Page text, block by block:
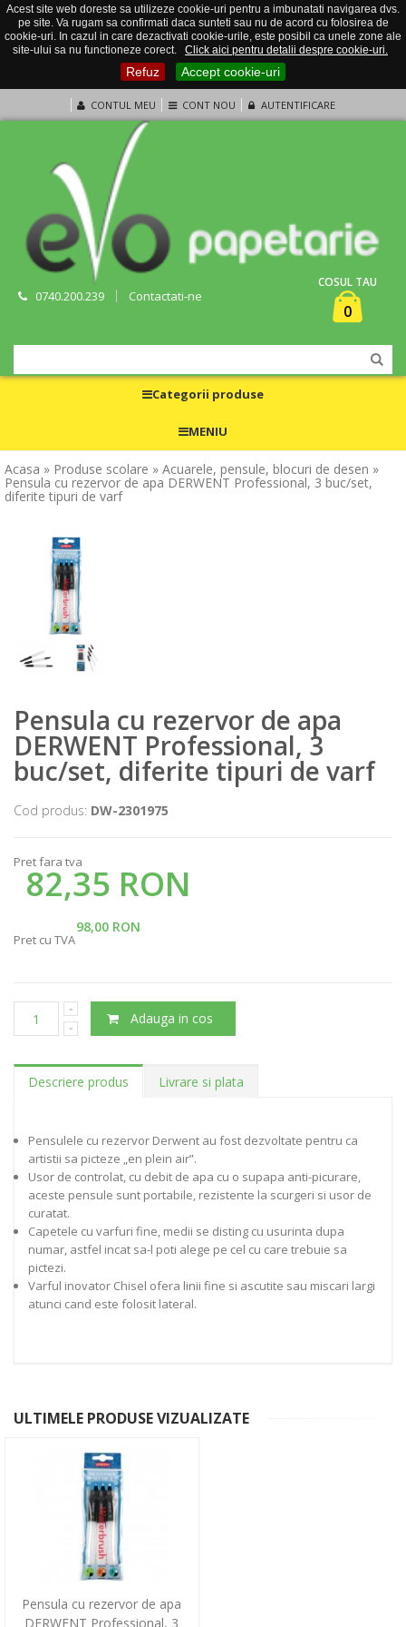
Acest site web doreste sa utilizeze cookie-uri pentru a imbunatati navigarea dvs.
pe site. Va rugam sa confirmati daca sunteti sau nu de acord cu folosirea de
cookie-uri. In cazul in care dezactivati cookie-urile, este posibil ca unele zone ale
site-ului sa nu functioneze corect.
Click aici pentru detalii despre cookie-uri.
Refuz Accept cookie-uri
CONTUL MEU CONT NOU AUTENTIFICARE
0740.200.239 Contactati-ne
COSUL TAU
0
Categorii produse
MENIU
Acasa » Produse scolare » Acuarele, pensule, blocuri de desen »
Pensula cu rezervor de apa DERWENT Professional, 3 buc/set,
diferite tipuri de varf
Pensula cu rezervor de apa
DERWENT Professional, 3
buc/set, diferite tipuri de varf
Cod produs: DW-2301975
Pret fara tva
82,35 RON
98,00 RON
Pret cu TVA
Adauga in cos
Descriere produs Livrare si plata
Pensulele cu rezervor Derwent au fost dezvoltate pentru ca
artistii sa picteze „en plein air”.
Usor de controlat, cu debit de apa cu o supapa anti-picurare,
aceste pensule sunt portabile, rezistente la scurgeri si usor de
curatat.
Capetele cu varfuri fine, medii se disting cu usurinta dupa
numar, astfel incat sa-l poti alege pe cel cu care trebuie sa
pictezi.
Varful inovator Chisel ofera linii fine si ascutite sau miscari largi
atunci cand este folosit lateral.
ULTIMELE PRODUSE VIZUALIZATE
Pensula cu rezervor de apa
DERWENT Professional, 3